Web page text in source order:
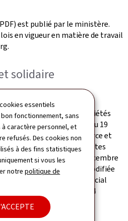
essentiels
fonctionnement, sans
à caractère personnel, et
refusés. Des cookies non
à des fins statistiques
si vous les
notrepolitique de
est publié par le ministère.
en vigueur en matière de travail
solidaire
portant création des sociétés
a) la loi modifiée du 19
le registre de commerce et
comptabilité et les comptes
b) la loi modifiée du 4 décembre
sur le revenu, c) la loi modifiée
l'impôt commercial
du 16 octobre 1934
fortune